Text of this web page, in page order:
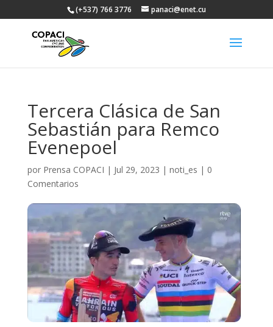
(+537) 766 3776 panaci@enet.cu
Tercera Clásica de San
Sebastián para Remco
Evenepoel
por Prensa COPACI | Jul 29, 2023 | noti_es | 0
Comentarios